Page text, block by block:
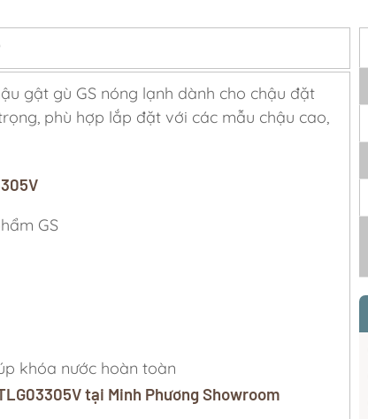
gật gù GS nóng lạnh dành cho chậu đặt
phù hợp lắp đặt với các mẫu chậu cao,
GS
khóa nước hoàn toàn
tại Minh Phương Showroom